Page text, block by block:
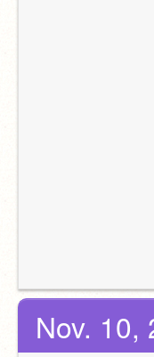
Nov. 10,